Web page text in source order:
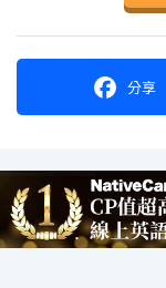
分享